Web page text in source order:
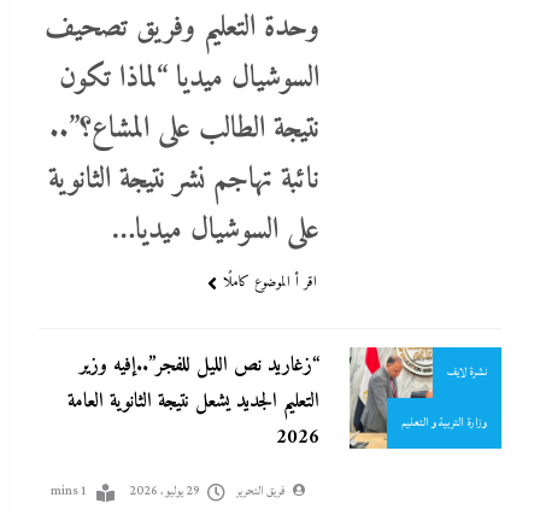
وحدة التعليم وفريق تصحيف
السوشيال ميديا “لماذا تكون
نتيجة الطالب على المشاع؟”..
نائبة تهاجم نشر نتيجة الثانوية
على السوشيال ميديا…
اقر أ الموضوع كاملًا
نشرة لايف
وزارة التربية و التعليم
“زغاريد نص الليل للفجر”..إفيه وزير
التعليم الجديد يشعل نتيجة الثانوية العامة
2026
فريق التحرير 29 يوليو، 2026 1 mins